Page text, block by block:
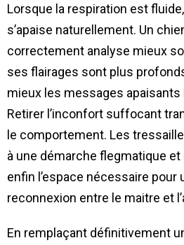
Lorsque la respiration est
s’apaise naturellement. Un
correctement analyse mieux
ses flairages sont plus
mieux les messages
Retirer l’inconfort suffocant
le comportement. Les
à une démarche flegmatique
enfin l’espace nécessaire pour
reconnexion entre le maitre et
En remplaçant définitivement